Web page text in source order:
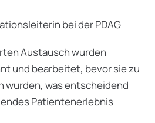
bei der PDAG
Austausch wurden
und bearbeitet, bevor sie zu
wurden, was entscheidend
Patientenerlebnis